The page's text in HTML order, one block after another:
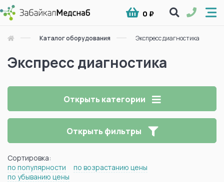
0 ₽
Каталог оборудования Экспресс диагностика
Экспресс диагностика
Открыть категории
Открыть фильтры
Сортировка:
по популярности
по возрастанию цены
по убыванию цены